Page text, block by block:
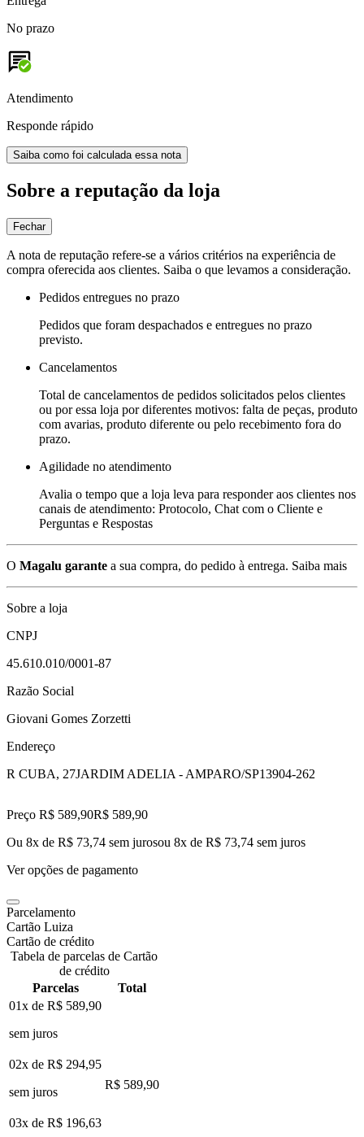
No prazo
Atendimento
Responde rápido
Saiba como foi calculada essa nota
Sobre a reputação da loja
Fechar
A nota de reputação refere-se a vários critérios na experiência de
compra oferecida aos clientes. Saiba o que levamos a consideração.
Pedidos entregues no prazo
Pedidos que foram despachados e entregues no prazo
previsto.
Cancelamentos
Total de cancelamentos de pedidos solicitados pelos clientes
ou por essa loja por diferentes motivos: falta de peças, produto
com avarias, produto diferente ou pelo recebimento fora do
prazo.
Agilidade no atendimento
Avalia o tempo que a loja leva para responder aos clientes nos
canais de atendimento: Protocolo, Chat com o Cliente e
Perguntas e Respostas
O Magalu garante a sua compra, do pedido à entrega. Saiba mais
Sobre a loja
CNPJ
45.610.010/0001-87
Razão Social
Giovani Gomes Zorzetti
Endereço
R CUBA, 27JARDIM ADELIA - AMPARO/SP13904-262
Preço R$ 589,90R$ 589,90
Ou 8x de R$ 73,74 sem jurosou 8x de R$ 73,74 sem juros
Ver opções de pagamento
Parcelamento
Cartão Luiza
Cartão de crédito
Tabela de parcelas de Cartão
de crédito
Parcelas
Total
01x de R$ 589,90
sem juros
02x de R$ 294,95
sem juros
R$ 589,90
03x de R$ 196,63